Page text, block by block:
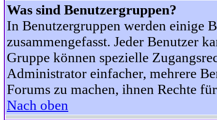
Was sind Benutzergruppen?
In Benutzergruppen werden einige
zusammengefasst. Jeder Benutzer
Gruppe können spezielle
Administrator einfacher, mehrere
Forums zu machen, ihnen Rechte
Nach oben